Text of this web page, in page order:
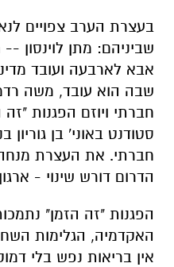
בעצרת הערב צפויים
שביניהם: מתן לוינסון
אבא לארבעה ועובד
שבה הוא עובד, משה
חברתי ויוזם הפגנות "זה
סטודנט באוני' בן גוריון
חברתי. את העצרת
הדרום דורש שינוי -
הפגנות "זה הזמן"
האקדמיה, הגלימות
אין בריאות נפש בלי